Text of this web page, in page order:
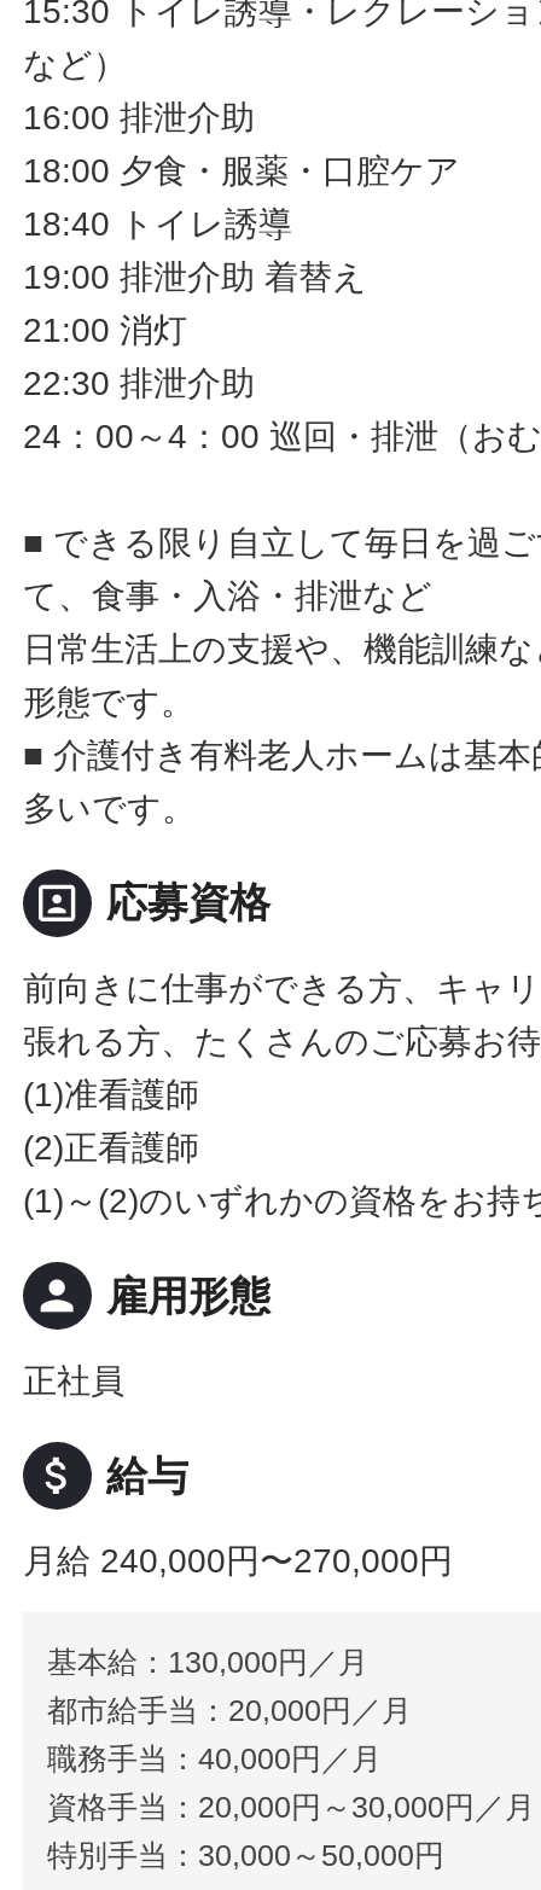
15:30 トイレ誘導・レクレーシ
など）
16:00 排泄介助
18:00 夕食・服薬・口腔ケア
18:40 トイレ誘導
19:00 排泄介助 着替え
21:00 消灯
22:30 排泄介助
24：00～4：00 巡回・排泄（お
■ できる限り自立して毎日を過
て、食事・入浴・排泄など
日常生活上の支援や、機能訓練
形態です。
■ 介護付き有料老人ホームは基
多いです。
portrait 応募資格
前向きに仕事ができる方、キャ
張れる方、たくさんのご応募お
(1)准看護師
(2)正看護師
(1)～(2)のいずれかの資格をお持
person 雇用形態
正社員
attach_money 給与
月給 240,000円〜270,000円
基本給：130,000円／月
都市給手当：20,000円／月
職務手当：40,000円／月
資格手当：20,000円～30,000円／月
特別手当：30,000～50,000円